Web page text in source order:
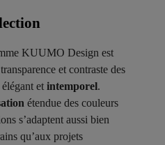
KUUMO Design est
et contraste des
et intemporel.
étendue des couleurs
s’adaptent aussi bien
qu’aux projets